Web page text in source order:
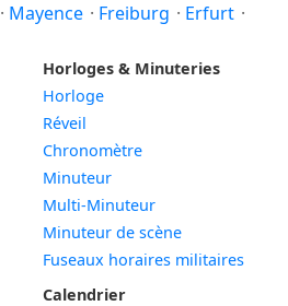
· Mayence · Freiburg · Erfurt ·
Horloges & Minuteries
Horloge
Réveil
Chronomètre
Minuteur
Multi-Minuteur
Minuteur de scène
Fuseaux horaires militaires
Calendrier